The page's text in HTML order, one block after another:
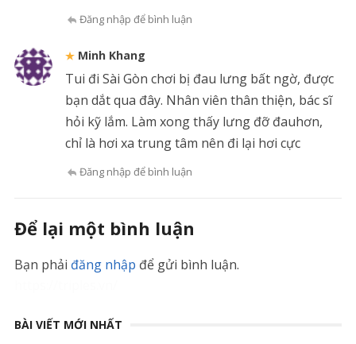
Đăng nhập để bình luận
Minh Khang
Tui đi Sài Gòn chơi bị đau lưng bất ngờ, được
bạn dắt qua đây. Nhân viên thân thiện, bác sĩ
hỏi kỹ lắm. Làm xong thấy lưng đỡ đauhơn,
chỉ là hơi xa trung tâm nên đi lại hơi cực
Đăng nhập để bình luận
Để lại một bình luận
Bạn phải đăng nhập để gửi bình luận.
BÀI VIẾT MỚI NHẤT